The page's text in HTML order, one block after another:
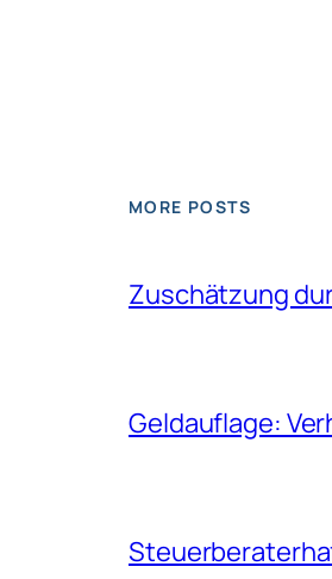
MORE POSTS
Zuschätzung
Geldauflage: